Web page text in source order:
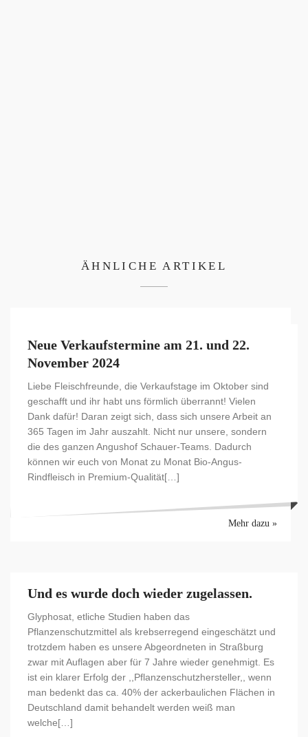
ÄHNLICHE ARTIKEL
Neue Verkaufstermine am 21. und 22.
November 2024
Liebe Fleischfreunde, die Verkaufstage im Oktober sind
geschafft und ihr habt uns förmlich überrannt! Vielen
Dank dafür! Daran zeigt sich, dass sich unsere Arbeit an
365 Tagen im Jahr auszahlt. Nicht nur unsere, sondern
die des ganzen Angushof Schauer-Teams. Dadurch
können wir euch von Monat zu Monat Bio-Angus-
Rindfleisch in Premium-Qualität[…]
Mehr dazu »
Und es wurde doch wieder zugelassen.
Glyphosat, etliche Studien haben das
Pflanzenschutzmittel als krebserregend eingeschätzt und
trotzdem haben es unsere Abgeordneten in Straßburg
zwar mit Auflagen aber für 7 Jahre wieder genehmigt. Es
ist ein klarer Erfolg der ,,Pflanzenschutzhersteller,, wenn
man bedenkt das ca. 40% der ackerbaulichen Flächen in
Deutschland damit behandelt werden weiß man
welche[…]